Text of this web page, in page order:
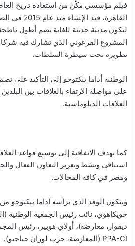
فيلم مؤسسي مكّن من استعادة تاريخ
القاهرة،
لتكون مدينة حديثة للغاية تضم أطول
المشروع الفرعوني الذي تشارك فيه
تطويره تحت سيطرة السلطات.
الوطنية أداما بيكتوجو إلى التأكيد على
على مواصلة الارتقاء بالعلاقات بين
العلاقات الدبلوماسية.
كما تهدف الاتفاقية إلى توسيع قواعد
استباقي ونشط وتعزيز التعاون الفعال
ومصر في كافة المجالات.
ويتكون الوفد الذي يرأسه أداما
جويكاهوي، نائب رئيس الجمعية الوطنية
ديفوار، معارضة)، أولاي هوبير، رئيس
PPA-CI (المعارضة، حزب لوران جباجبو).